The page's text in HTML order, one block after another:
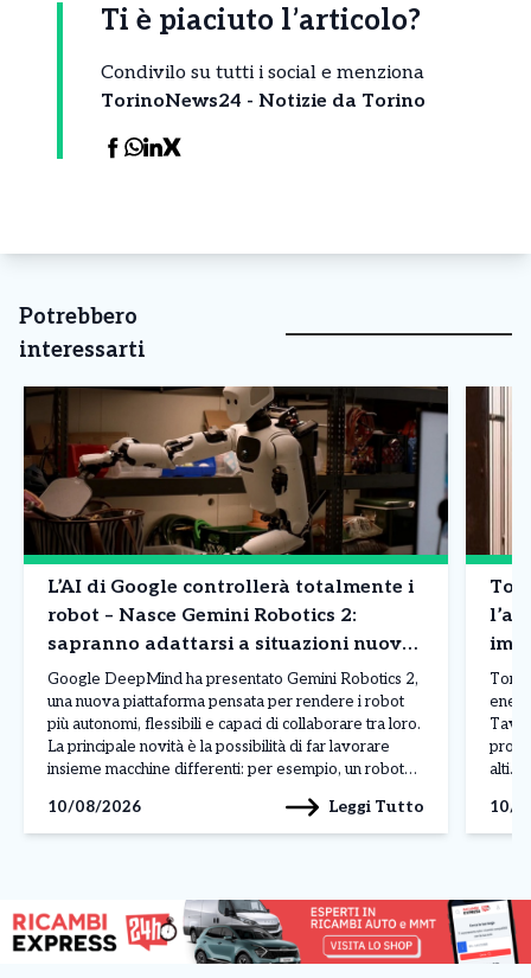
Ti è piaciuto l’articolo?
Condivilo su tutti i social e menziona
TorinoNews24 - Notizie da Torino
Potrebbero
interessarti
L’AI di Google controllerà totalmente i
robot – Nasce Gemini Robotics 2:
sapranno adattarsi a situazioni nuove
e svolgere azioni di precisione: le
novità
Google DeepMind ha presentato Gemini Robotics 2,
una nuova piattaforma pensata per rendere i robot
più autonomi, flessibili e capaci di collaborare tra loro.
La principale novità è la possibilità di far lavorare
insieme macchine differenti: per esempio, un robot
dividersi le operazioni, comunicando in tempo reale
[…]
10/08/2026 Leggi Tutto
Tav
alti.
10/